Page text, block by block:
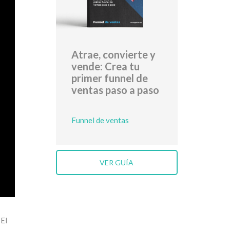
Atrae, convierte y
vende: Crea tu
primer funnel de
ventas paso a paso
Funnel de ventas
VER GUÍA